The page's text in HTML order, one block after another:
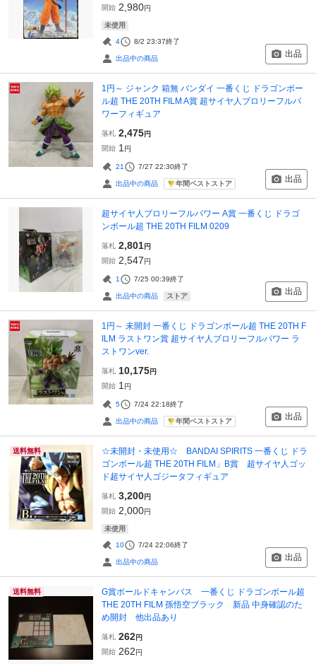
開始 2,980円
未使用
4 8/2 23:37終了
出品中の商品 出品
1円～ ジャンク 箱無 バンダイ 一番くじ ドラゴンボー
ル超 THE 20TH FILM A賞 超サイヤ人ブロリーフルパ
ワーフィギュア
落札 2,475円
開始 1 円
21 7/27 22:30終了
出品中の商品 年間ベストストア 出品
超サイヤ人ブロリーフルパワー A賞 一番くじ ドラゴ
ンボール超 THE 20TH FILM 0209
落札 2,801円
開始 2,547円
1 7/25 00:39終了
出品中の商品 ストア 出品
1円～ 未開封 一番くじ ドラゴンボール超 THE 20TH F
ILM ラストワン賞 超サイヤ人ブロリーフルパワー ラ
ストワンver.
落札 10,175円
開始 1 円
5 7/24 22:18終了
出品中の商品 年間ベストストア 出品
送料無料
☆未開封・未使用☆ BANDAI SPIRITS 一番くじ ドラ
ゴンボール超 THE 20TH FILM」B賞 超サイヤ人ゴッ
ド超サイヤ人ゴジータフィギュア
落札 3,200円
開始 2,000円
未使用
10 7/24 22:06終了
出品中の商品 出品
送料無料
G賞ボールドキャンバス 一番くじ ドラゴンボール超
THE 20TH FILM 孫悟空ブラック 新品 中身確認のた
め開封 他出品あり
落札 262円
開始 262円